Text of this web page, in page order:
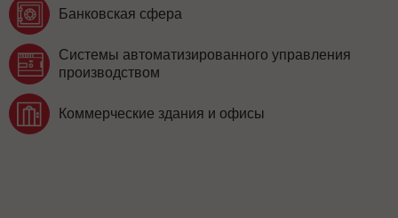
Банковская сфера
Системы автоматизированного управления
производством
Коммерческие здания и офисы